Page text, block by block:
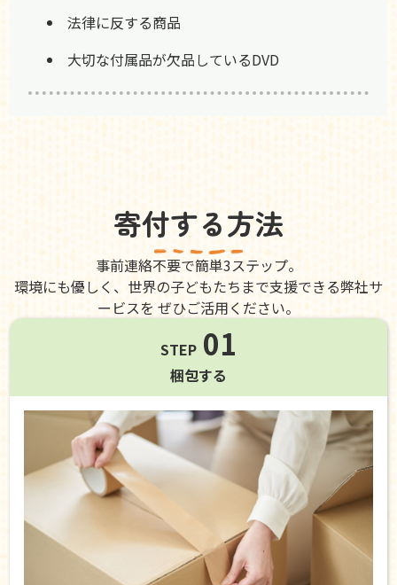
法律に反する商品
大切な付属品が欠品しているDVD
寄付する方法
事前連絡不要で簡単3ステップ。
環境にも優しく、世界の子どもたちまで支援できる弊社サ
ービスを ぜひご活用ください。
STEP 01
梱包する